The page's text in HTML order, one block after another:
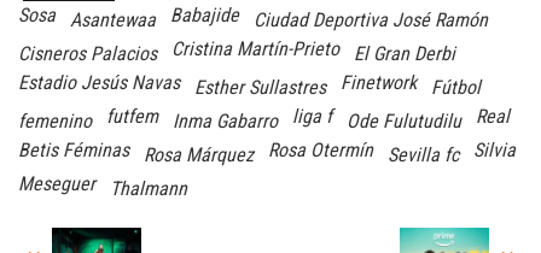
Sosa
Asantewaa Babajide
Ciudad Deportiva José Ramón
Cisneros Palacios
Cristina Martín-Prieto
El Gran Derbi
Estadio Jesús Navas
Esther Sullastres Finetwork
Fútbol
femenino
futfem Inma Gabarro liga f Ode Fulutudilu
Real
Betis Féminas
Rosa Márquez Rosa Otermín Sevilla fc
Silvia
Meseguer
Thalmann